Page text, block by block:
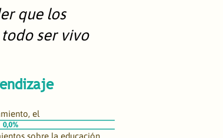
que los
ser vivo
el
sobre la educación